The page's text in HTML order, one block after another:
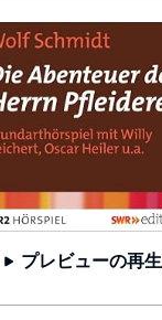
プレビューの再生